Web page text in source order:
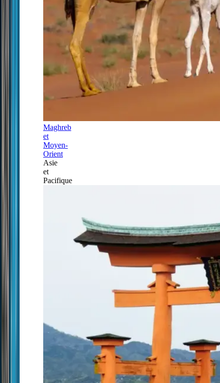
Maghreb
et
Moyen-
Orient
Asie
et
Pacifique